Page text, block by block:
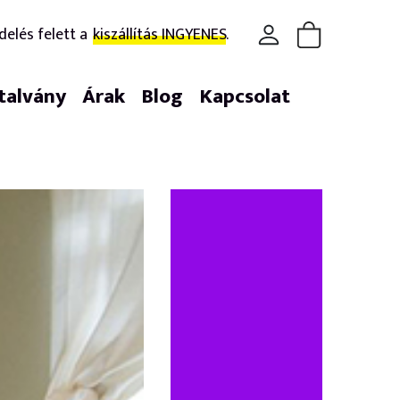
felett a kiszállítás INGYENES.
Árak Blog Kapcsolat